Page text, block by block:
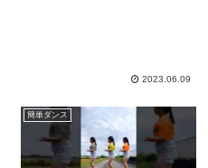
2023.06.09
簡単ダンス